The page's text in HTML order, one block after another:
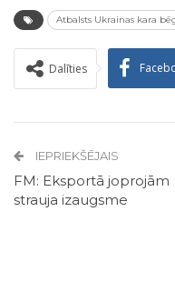
Atbalsts Ukrainas kara
Dalīties
IEPRIEKŠĒJAIS
FM: Eksportā joprojām
strauja izaugsme